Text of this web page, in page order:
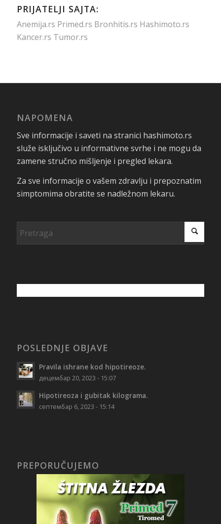
PRIJATELJI SAJTA:
Anemija.rs Primed.rs Bronhitis.rs Hashimoto.rs
Kancer.rs Tumor.rs
NAPOMENA
Sve informacije i saveti na stranici hashimoto.rs
služe isključivo u informativne svrhe i ne mogu da
zamene stručno mišljenje i pregled lekara.
Za sve informacije o vašem zdravlju i prepoznatim
simptomima obratite se nadležnom lekaru.
POSLEDNJE OBJAVE
Pravila ishrane kod hipotireoze.
децембар 20, 2023 - 15:07
Hipotireoza i gubitak kilograma.
септембар 6, 2023 - 15:14
PREPORUČUJEMO